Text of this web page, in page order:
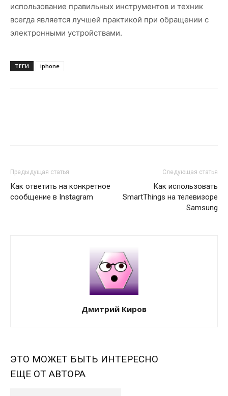
использование правильных инструментов и техник
всегда является лучшей практикой при обращении с
электронными устройствами.
ТЕГИ iphone
Предыдущая статья
Как ответить на конкретное
сообщение в Instagram
Следующая статья
Как использовать
SmartThings на телевизоре
Samsung
Дмитрий Киров
ЭТО МОЖЕТ БЫТЬ ИНТЕРЕСНО
ЕЩЕ ОТ АВТОРА